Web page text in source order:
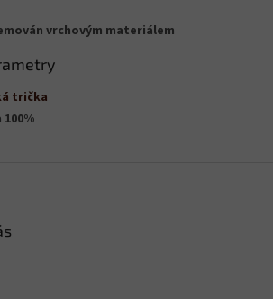
vrchovým materiálem
trička